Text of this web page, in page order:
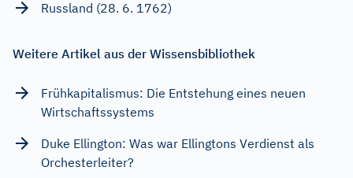
Russland (28. 6. 1762)
Weitere Artikel aus der Wissensbibliothek
Frühkapitalismus: Die Entstehung eines neuen
Wirtschaftssystems
Duke Ellington: Was war Ellingtons Verdienst als
Orchesterleiter?